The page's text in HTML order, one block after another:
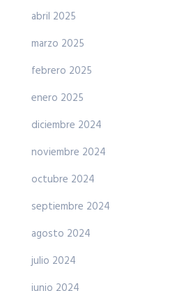
abril 2025
marzo 2025
febrero 2025
enero 2025
diciembre 2024
noviembre 2024
octubre 2024
septiembre 2024
agosto 2024
julio 2024